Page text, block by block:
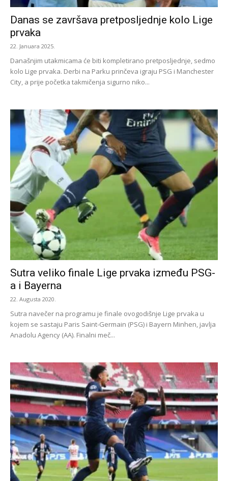
Danas se završava pretposljednje kolo Lige
prvaka
22. Januara 2025.
Današnjim utakmicama će biti kompletirano pretposljednje, sedmo
kolo Lige prvaka. Derbi na Parku prinčeva igraju PSG i Manchester
City, a prije početka takmičenja sigurno niko...
Sutra veliko finale Lige prvaka između PSG-
a i Bayerna
22. Augusta 2020.
Sutra navečer na programu je finale ovogodišnje Lige prvaka u
kojem se sastaju Paris Saint-Germain (PSG) i Bayern Minhen, javlja
Anadolu Agency (AA). Finalni meč...